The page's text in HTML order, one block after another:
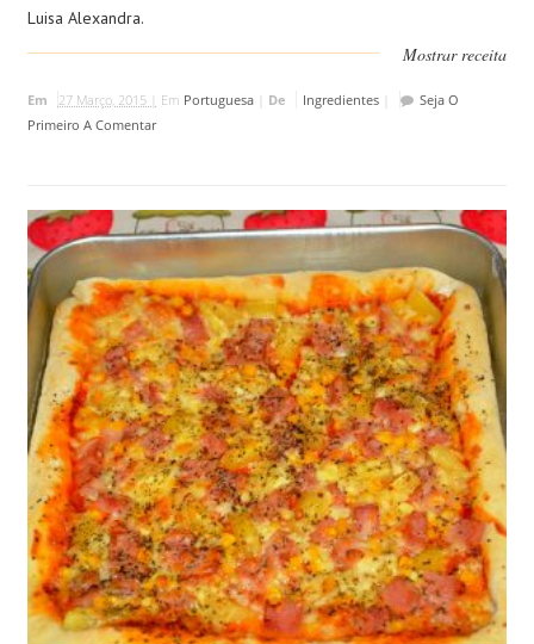
Luisa Alexandra.
Mostrar receita
Em 27 Março, 2015 | Em Portuguesa| De Ingredientes|
Seja O
Primeiro A Comentar